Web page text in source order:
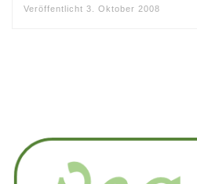
Veröffentlicht 3. Oktober 2008